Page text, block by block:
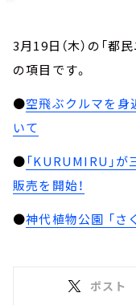
3月19日（木）の「都
の項目です。
●空飛ぶクルマを身
いて
●「KURUMIRU」
販売を開始！
●神代植物公園 「さ
ポスト